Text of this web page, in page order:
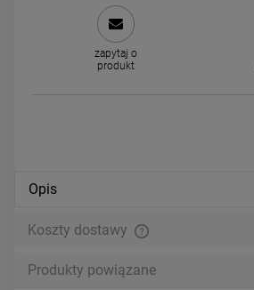
DO KOSZYKA
zapytaj o
produkt
Opis
Koszty dostawy
Produkty powiązane